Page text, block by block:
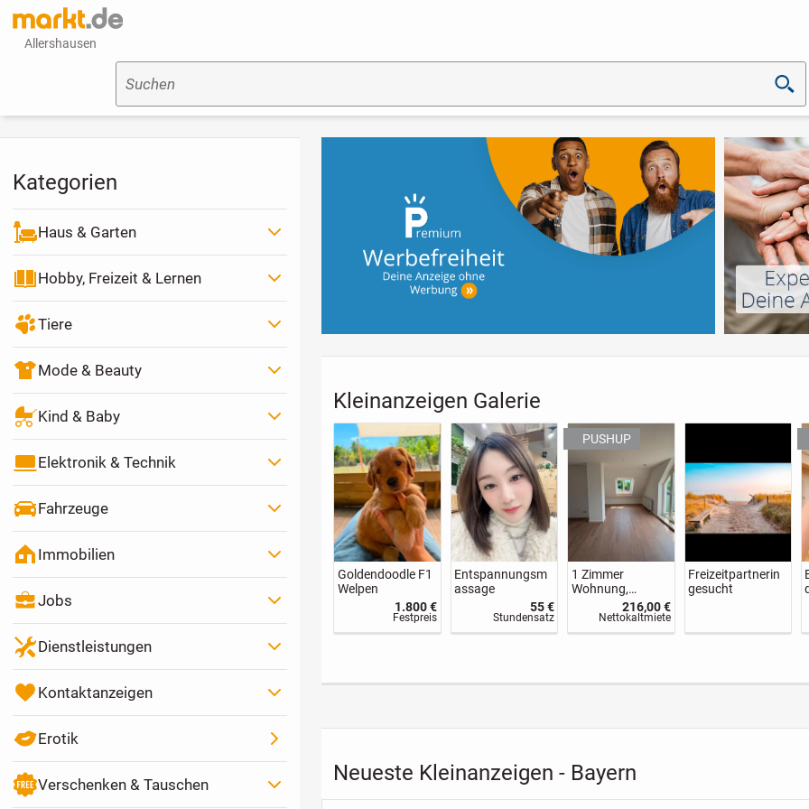
Allershausen
Suchen
Kleinanzeigen Galerie
Freizeitpartnerin
Entspannung
Traditionelle
Yorkshire Terriet
welpen
1.500 €
Festpreis
Suche für Nala
liebevolle
100 €
VB
Haus auf Finca
mit Reitplatz in
Andalusien zu
vermieten
995,00 €
Nettokaltmiete
Goldendoodle F1
Welpen
Kategorien
Haus & Garten
Hobby, Freizeit & Lernen
Tiere
Mode & Beauty
Kind & Baby
Elektronik & Technik
Fahrzeuge
Immobilien
Jobs
Dienstleistungen
Kontaktanzeigen
Erotik
Verschenken & Tauschen Neueste Kleinanzeigen - Bayern